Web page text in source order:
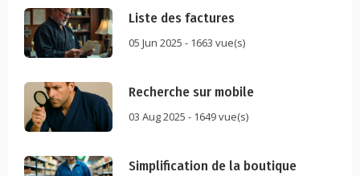
Liste des factures
05 Jun 2025 - 1663 vue(s)
Recherche sur mobile
03 Aug 2025 - 1649 vue(s)
Simplification de la boutique